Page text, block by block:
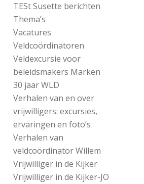
TESt Susette berichten
Thema’s
Vacatures
Veldcoördinatoren
Veldexcursie voor
beleidsmakers Marken
30 jaar WLD
Verhalen van en over
vrijwilligers: excursies,
ervaringen en foto’s
Verhalen van
veldcoördinator Willem
Vrijwilliger in de Kijker
Vrijwilliger in de Kijker-JO